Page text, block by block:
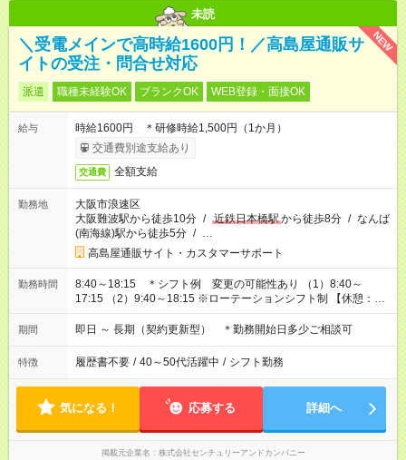
未読
NEW
＼受電メインで高時給1600円！／高島屋通販サ
イトの受注・問合せ対応
派遣 職種未経験OK ブランクOK WEB登録・面接OK
給与
時給1600円 ＊研修時給1,500円（1か月）
交通費別途支給あり
交通費 全額支給
勤務地
大阪市浪速区
大阪難波駅から徒歩10分 / 近鉄日本橋駅から徒歩8分 / なんば
(南海線)駅から徒歩5分 / …
高島屋通販サイト・カスタマーサポート
勤務時間
8:40～18:15 ＊シフト例 変更の可能性あり （1）8:40～
17:15 （2）9:40～18:15 ※ローテーションシフト制 【休憩：60
分 / 実働：7時間35分】
期間 即日 ～ 長期（契約更新型） ＊勤務開始日多少ご相談可
特徴 履歴書不要 / 40～50代活躍中 / シフト勤務
気になる！ 応募する 詳細へ
掲載元企業名 株式会社センチュリーアンドカンパニー